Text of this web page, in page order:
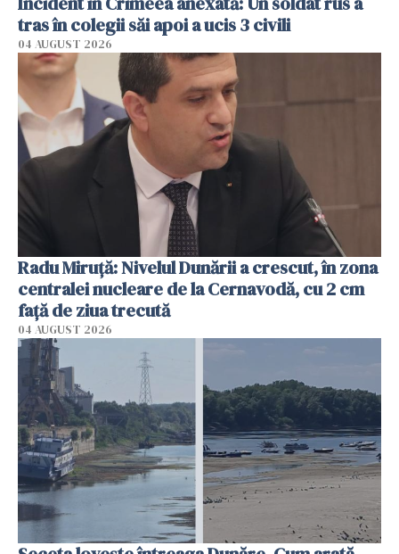
tras în colegii săi apoi a ucis 3 civili
04 AUGUST 2026
Radu Miruţă: Nivelul Dunării a crescut, în zona
centralei nucleare de la Cernavodă, cu 2 cm
faţă de ziua trecută
04 AUGUST 2026